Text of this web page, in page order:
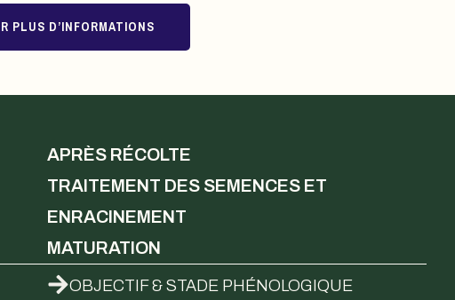
PLUS D’INFORMATIONS
APRÈS RÉCOLTE
TRAITEMENT DES SEMENCES ET
ENRACINEMENT
MATURATION
OBJECTIF & STADE PHÉNOLOGIQUE